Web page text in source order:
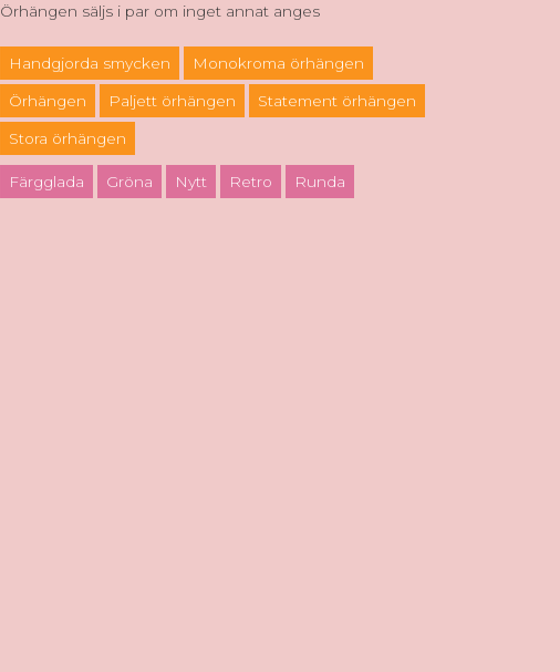
Örhängen säljs i par om inget annat anges
Handgjorda smycken Monokroma örhängen
Örhängen Paljett örhängen Statement örhängen
Stora örhängen
Färgglada Gröna Nytt Retro Runda